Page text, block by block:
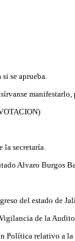
se aprueba.
la secretaría.
Alvaro Burgos
del estado de
de la
Política relativo a